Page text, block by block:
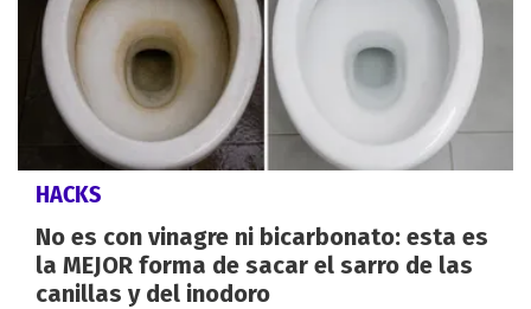
HACKS
No es con vinagre ni bicarbonato: esta es
la MEJOR forma de sacar el sarro de las
canillas y del inodoro